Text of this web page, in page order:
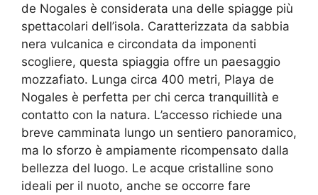
de Nogales è considerata una delle spiagge più
spettacolari dell’isola. Caratterizzata da sabbia
nera vulcanica e circondata da imponenti
scogliere, questa spiaggia offre un paesaggio
mozzafiato. Lunga circa 400 metri, Playa de
Nogales è perfetta per chi cerca tranquillità e
contatto con la natura. L’accesso richiede una
breve camminata lungo un sentiero panoramico,
ma lo sforzo è ampiamente ricompensato dalla
bellezza del luogo. Le acque cristalline sono
ideali per il nuoto, anche se occorre fare